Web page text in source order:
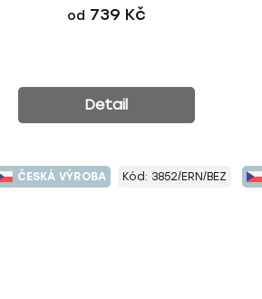
od 739 Kč
Detail
ČESKÁ VÝROBA Kód: 3852/ERN/BEZ